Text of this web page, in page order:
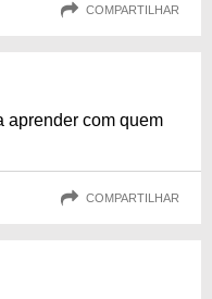
COMPARTILHAR
aprender com quem
COMPARTILHAR